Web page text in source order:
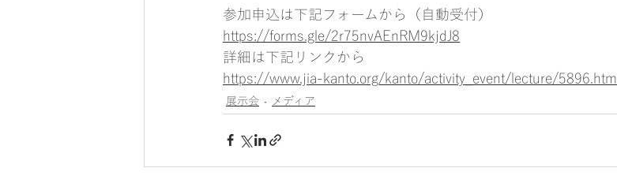
参加申込は下記フォームから（自動受付）
https://forms.gle/2r75nvAEnRM9kjdJ8
詳細は下記リンクから
https://www.jia-kanto.org/kanto/activity_event/lecture/5896.html
展示会 メディア